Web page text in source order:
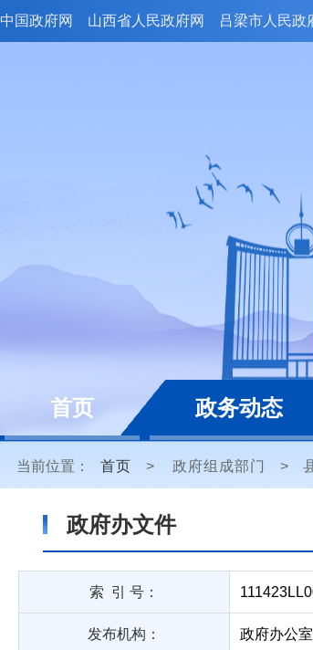
中国政府网 山西省人民政府网 吕梁市人民政
首页 政务动态
当前位置： 首页 > 政府组成部门 >
政府办文件
索 引 号：
发布机构： 政府办公室